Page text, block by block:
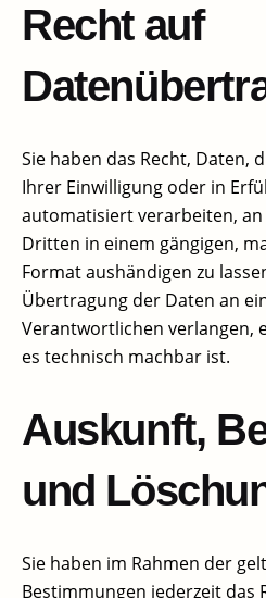
Recht auf
Sie haben das Recht, Daten,
Ihrer Einwilligung oder in
automatisiert verarbeiten,
Dritten in einem gängigen,
Format aushändigen zu
Übertragung der Daten an
Verantwortlichen verlangen,
es technisch machbar ist.
Auskunft,
und
Sie haben im Rahmen der
Bestimmungen jederzeit das